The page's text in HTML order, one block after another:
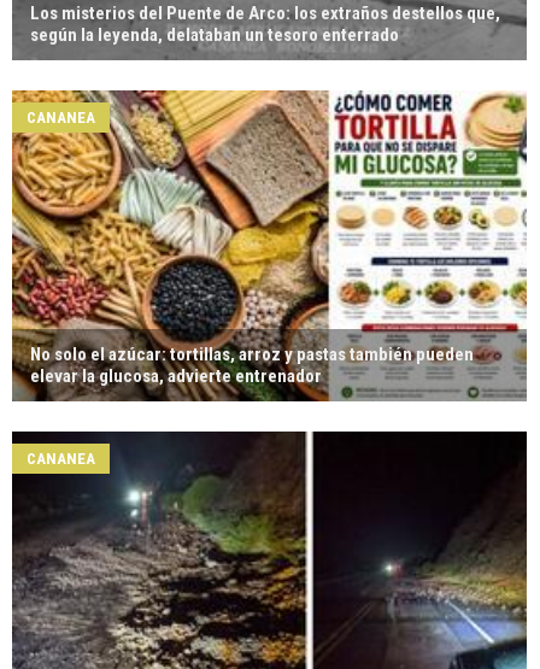
Los misterios del Puente de Arco: los extraños destellos que,
según la leyenda, delataban un tesoro enterrado
No solo el azúcar: tortillas, arroz y pastas también pueden
elevar la glucosa, advierte entrenador
CANANEA
CANANEA